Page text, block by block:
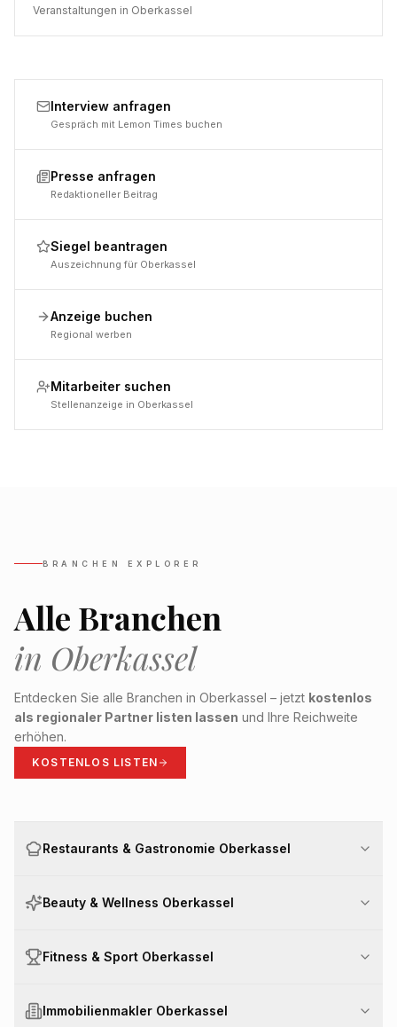
Veranstaltungen in Oberkassel
Interview anfragen
Gespräch mit Lemon Times buchen
Presse anfragen
Redaktioneller Beitrag
Siegel beantragen
Auszeichnung für Oberkassel
Anzeige buchen
Regional werben
Mitarbeiter suchen
Stellenanzeige in Oberkassel
BRANCHEN EXPLORER
Alle Branchen
in Oberkassel
Entdecken Sie alle Branchen in Oberkassel – jetzt kostenlos
als regionaler Partner listen lassen und Ihre Reichweite
erhöhen.
KOSTENLOS LISTEN
Restaurants & Gastronomie Oberkassel
Beauty & Wellness Oberkassel
Fitness & Sport Oberkassel
Immobilienmakler Oberkassel